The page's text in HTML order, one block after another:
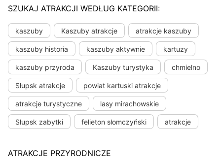
SZUKAJ ATRAKCJI WEDŁUG KATEGORII:
kaszuby Kaszuby atrakcje atrakcje kaszuby
kaszuby historia kaszuby aktywnie kartuzy
kaszuby przyroda Kaszuby turystyka chmielno
Słupsk atrakcje powiat kartuski atrakcje
atrakcje turystyczne lasy mirachowskie
Słupsk zabytki felieton słomczyński atrakcje
ATRAKCJE PRZYRODNICZE